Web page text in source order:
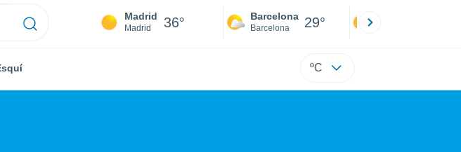
Madrid
Madrid 36° Barcelona
Barcelona 29°
ºC